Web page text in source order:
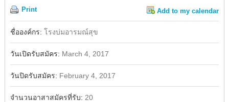
Print Add to my calendar
Facebook
ชื่อองค์กร: โรงบ่มอารมณ์สุข
วันเปิดรับสมัคร: March 4, 2017
วันปิดรับสมัคร: February 4, 2017
จำนวนอาสาสมัครที่รับ: 20